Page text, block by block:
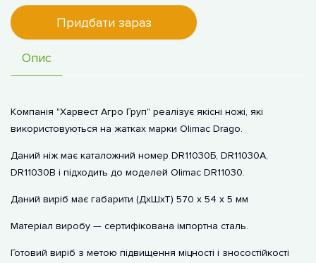
Придбати зараз
Опис
Компанія "Харвест Агро Груп" реалізує якісні ножі, які
використовуються на жатках марки Olimac Drago.
Даний ніж має каталожний номер DR11030Б, DR11030A,
DR11030B і підходить до моделей Olimac DR11030.
Даний виріб має габарити (ДхШхТ) 570 х 54 х 5 мм
Матеріал виробу — сертифікована імпортна сталь.
Готовий виріб з метою підвищення міцності і зносостійкості